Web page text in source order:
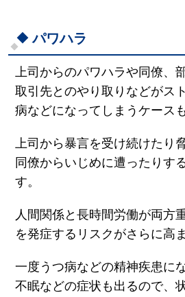
パワハラ
上司からのパワハラや同僚、
取引先とのやり取りなどがス
病などになってしまうケース
上司から暴言を受け続けたり
同僚からいじめに遭ったりす
す。
人間関係と長時間労働が両方
を発症するリスクがさらに高
一度うつ病などの精神疾患に
不眠などの症状も出るので、